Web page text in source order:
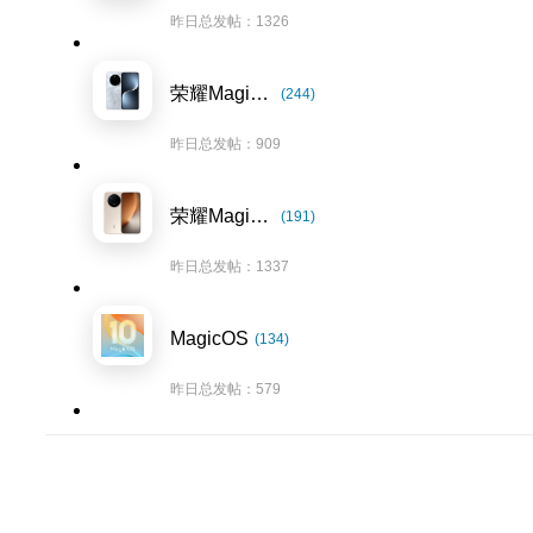
昨日总发帖：1326
荣耀Magic7系列 (244)
昨日总发帖：909
荣耀Magic8系列 (191)
昨日总发帖：1337
MagicOS (134)
昨日总发帖：579